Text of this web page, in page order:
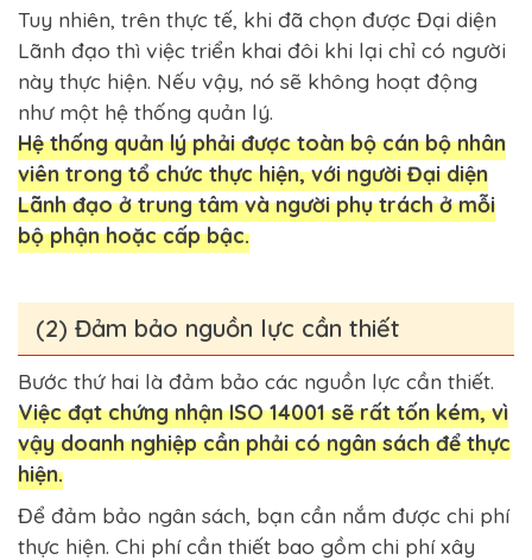
Tuy nhiên, trên thực tế, khi đã chọn được Đại diện
Lãnh đạo thì việc triển khai đôi khi lại chỉ có người
này thực hiện. Nếu vậy, nó sẽ không hoạt động
như một hệ thống quản lý.
Hệ thống quản lý phải được toàn bộ cán bộ nhân
viên trong tổ chức thực hiện, với người Đại diện
Lãnh đạo ở trung tâm và người phụ trách ở mỗi
bộ phận hoặc cấp bậc.
(2) Đảm bảo nguồn lực cần thiết
Bước thứ hai là đảm bảo các nguồn lực cần thiết.
Việc đạt chứng nhận ISO 14001 sẽ rất tốn kém, vì
vậy doanh nghiệp cần phải có ngân sách để thực
hiện.
Để đảm bảo ngân sách, bạn cần nắm được chi phí
thực hiện. Chi phí cần thiết bao gồm chi phí xây